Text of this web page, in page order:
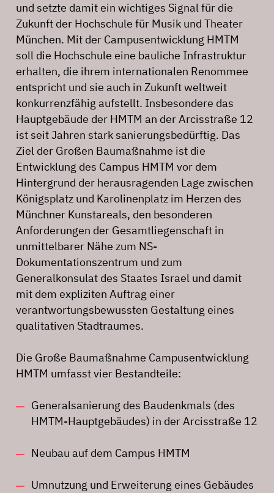
und setzte damit ein wichtiges Signal für die
Zukunft der Hochschule für Musik und Theater
München. Mit der Campusentwicklung HMTM
soll die Hochschule eine bauliche Infrastruktur
erhalten, die ihrem internationalen Renommee
entspricht und sie auch in Zukunft weltweit
konkurrenzfähig aufstellt. Insbesondere das
Hauptgebäude der HMTM an der Arcisstraße 12
ist seit Jahren stark sanierungsbedürftig. Das
Ziel der Großen Baumaßnahme ist die
Entwicklung des Campus HMTM vor dem
Hintergrund der herausragenden Lage zwischen
Königsplatz und Karolinenplatz im Herzen des
Münchner Kunstareals, den besonderen
Anforderungen der Gesamtliegenschaft in
unmittelbarer Nähe zum NS-
Dokumentationszentrum und zum
Generalkonsulat des Staates Israel und damit
mit dem expliziten Auftrag einer
verantwortungsbewussten Gestaltung eines
qualitativen Stadtraumes.
Die Große Baumaßnahme Campusentwicklung
HMTM umfasst vier Bestandteile:
Generalsanierung des Baudenkmals (des
HMTM-Hauptgebäudes) in der Arcisstraße 12
Neubau auf dem Campus HMTM
Umnutzung und Erweiterung eines Gebäudes